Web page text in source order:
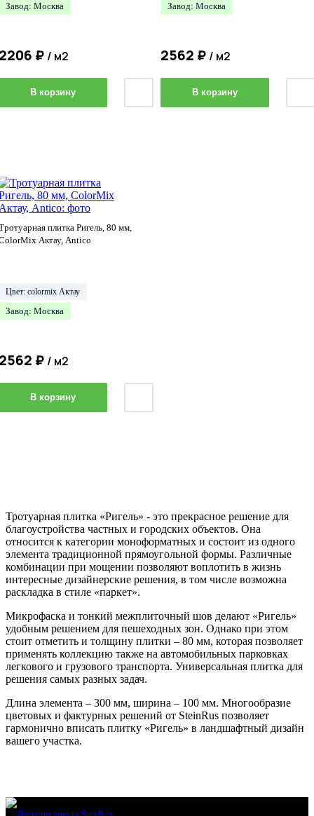
Завод: Москва
₽ / м2
В корзину
Завод: Москва
2562 ₽ / м2
В корзину
плитка Ригель, 80 мм,
Актау, Antico
Цвет: colormix Актау
Завод: Москва
₽ / м2
В корзину
Тротуарная плитка «Ригель» - это прекрасное решение для
благоустройства частных и городских объектов. Она
относится к категории моноформатных и состоит из одного
элемента традиционной прямоугольной формы. Различные
комбинации при мощении позволяют воплотить в жизнь
интересные дизайнерские решения, в том числе возможна
раскладка в стиле «паркет».
Микрофаска и тонкий межплиточный шов делают «Ригель»
удобным решением для пешеходных зон. Однако при этом
стоит отметить и толщину плитки – 80 мм, которая позволяет
применять коллекцию также на автомобильных парковках
легкового и грузового транспорта. Универсальная плитка для
решения самых разных задач.
Длина элемента – 300 мм, ширина – 100 мм. Многообразие
цветовых и фактурных решений от SteinRus позволяет
гармонично вписать плитку «Ригель» в ландшафтный дизайн
вашего участка.